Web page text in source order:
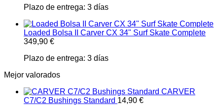
Plazo de entrega: 3 días
Loaded Bolsa II Carver CX 34" Surf Skate Complete
349,90 €
Plazo de entrega: 3 días
Mejor valorados
CARVER
C7/C2 Bushings Standard 14,90 €